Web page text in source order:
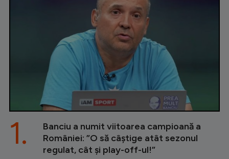
Banciu a numit viitoarea campioană a
României: ”O să câștige atât sezonul
regulat, cât și play-off-ul!”
1.